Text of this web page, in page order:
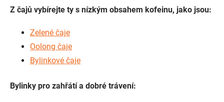
Z čajů vybírejte ty s nízkým obsahem kofeinu, jako jsou:
Zelené čaje
Oolong čaje
Bylinkové čaje
Bylinky pro zahřátí a dobré trávení: